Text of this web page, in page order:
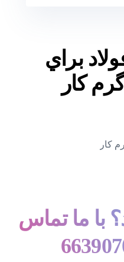
براي
کار
با ما تماس